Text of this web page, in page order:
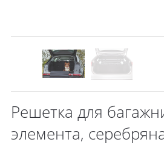
Решетка для
элемента,